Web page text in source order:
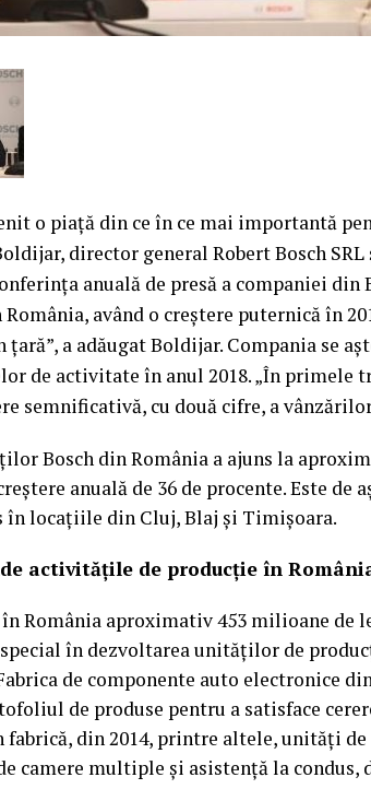
o piaţă din ce în ce mai importantă
director general Robert Bosch
anuală de presă a companiei din
având o creştere puternică în
a adăugat Boldijar. Compania se
de activitate în anul 2018. „În primele
semnificativă, cu două cifre, a
Bosch din România a ajuns la
anuală de 36 de procente. Este de
în locaţiile din Cluj, Blaj şi Timişoara.
activităţile de producţie în
România aproximativ 453 milioane de
special în dezvoltarea unităţilor de
de componente auto electronice
de produse pentru a satisface
fabrică, din 2014, printre altele, unităţi
camere multiple şi asistenţă la condus,